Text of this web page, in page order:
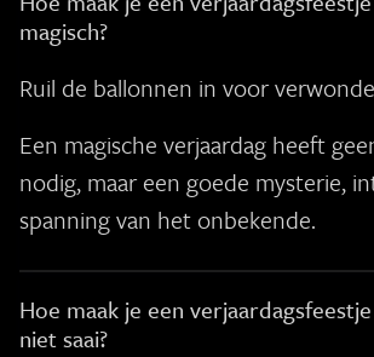
magisch?
Ruil de ballonnen in voor
Een magische verjaardag heeft
nodig, maar een goede mysterie,
spanning van het onbekende.
Hoe maak je een verjaardagsfeestje
niet saai?